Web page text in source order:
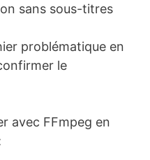
sans sous-titres
problématique en
le
avec FFmpeg en